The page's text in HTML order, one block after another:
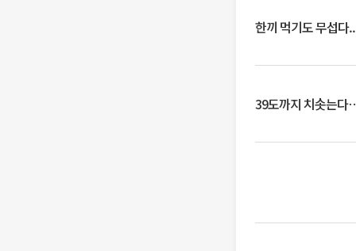
한끼 먹기도 무섭다
39도까지 치솟는다